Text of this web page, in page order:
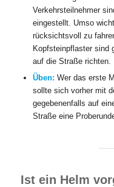
Verkehrsteilnehmer
eingestellt. Umso
rücksichtsvoll zu
Kopfsteinpflaster sind
auf die Straße richten.
Üben: Wer das erste
sollte sich vorher mit
gegebenenfalls auf
Straße eine
Ist ein Helm